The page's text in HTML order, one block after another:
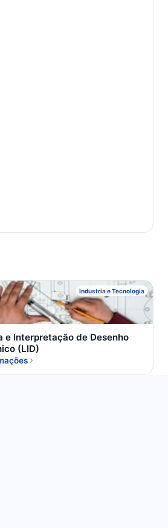
Industria e Tecnologia
L
e Interpretação de Desenho
(LID)